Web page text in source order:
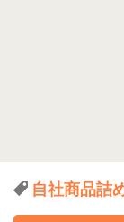
自社商品詰